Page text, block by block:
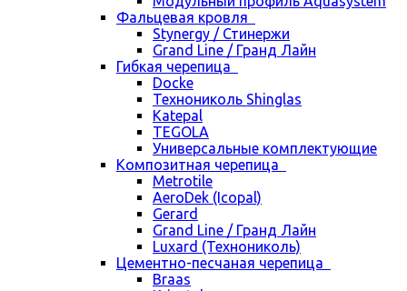
Фальцевая кровля
Stynergy / Стинержи
Grand Line / Гранд Лайн
Гибкая черепица
Docke
Технониколь Shinglas
Katepal
TEGOLA
Универсальные комплектующие
Композитная черепица
Metrotile
AeroDek (Icopal)
Gerard
Grand Line / Гранд Лайн
Luxard (Технониколь)
Цементно-песчаная черепица
Braas